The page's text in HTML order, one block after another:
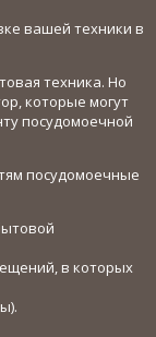
вашей техники в
техника. Но
которые могут
посудомоечной
посудомоечные
в которых